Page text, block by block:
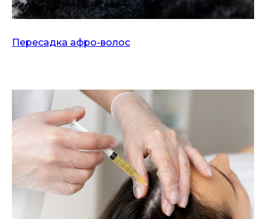
Пересадка афро-волос